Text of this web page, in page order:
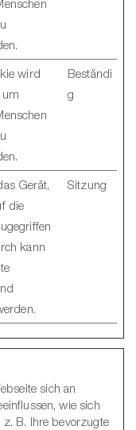
wird
Beständi
g
Gerät,
die
kann
Sitzung
sich an
wie sich
z. B. Ihre bevorzugte